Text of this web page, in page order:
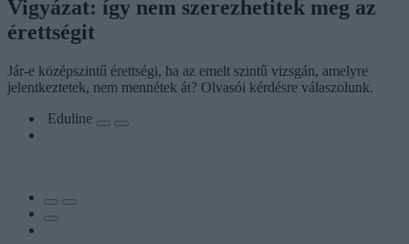
Vigyázat: így nem szerezhetitek meg az
érettségit
Jár-e középszintű érettségi, ha az emelt szintű vizsgán, amelyre
jelentkeztetek, nem mennétek át? Olvasói kérdésre válaszolunk.
Eduline